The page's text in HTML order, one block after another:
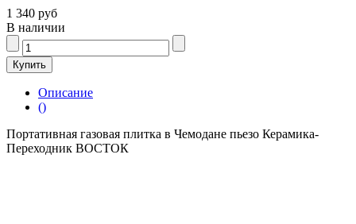
1 340 руб
В наличии
Описание
()
Портативная газовая плитка в Чемодане пьезо Керамика-
Переходник ВОСТОК